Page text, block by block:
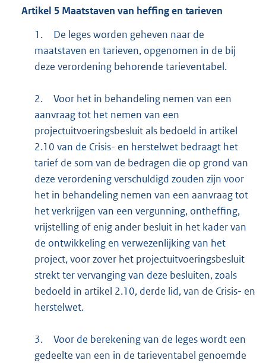
Artikel 5 Maatstaven van heffing en tarieven
1.
De leges worden geheven naar de
maatstaven en tarieven, opgenomen in de bij
deze verordening behorende tarieventabel.
2.
Voor het in behandeling nemen van een
aanvraag tot het nemen van een
projectuitvoeringsbesluit als bedoeld in artikel
2.10 van de Crisis- en herstelwet bedraagt het
tarief de som van de bedragen die op grond van
deze verordening verschuldigd zouden zijn voor
het in behandeling nemen van een aanvraag tot
het verkrijgen van een vergunning, ontheffing,
vrijstelling of enig ander besluit in het kader van
de ontwikkeling en verwezenlijking van het
project, voor zover het projectuitvoeringsbesluit
strekt ter vervanging van deze besluiten, zoals
bedoeld in artikel 2.10, derde lid, van de Crisis- en
herstelwet.
3.
Voor de berekening van de leges wordt een
gedeelte van een in de tarieventabel genoemde